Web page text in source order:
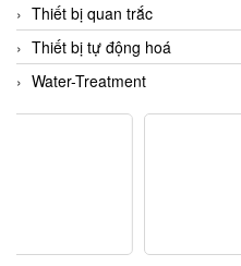
FineTek
Finna Sensors Vietnam
Fireye
Fischer
Flexaust
Thiết bị quan trắc
Thiết bị tự động hoá
Water-Treatment